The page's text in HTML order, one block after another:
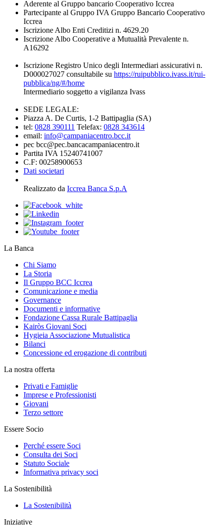
Aderente al Gruppo bancario Cooperativo Iccrea
Partecipante al Gruppo IVA Gruppo Bancario Cooperativo
Iccrea
Iscrizione Albo Enti Creditizi n. 4629.20
Iscrizione Albo Cooperative a Mutualità Prevalente n.
A16292
Iscrizione Registro Unico degli Intermediari assicurativi n.
D000027027 consultabile su https://ruipubblico.ivass.it/rui-
pubblica/ng/#/home
Intermediario soggetto a vigilanza Ivass
SEDE LEGALE:
Piazza A. De Curtis, 1-2 Battipaglia (SA)
tel: 0828 390111 Telefax: 0828 343614
email: info@campaniacentro.bcc.it
pec bcc@pec.bancacampaniacentro.it
Partita IVA 15240741007
C.F: 00258900653
Dati societari
Realizzato da Iccrea Banca S.p.A
La Banca
Chi Siamo
La Storia
Il Gruppo BCC Iccrea
Comunicazione e media
Governance
Documenti e informative
Fondazione Cassa Rurale Battipaglia
Kairòs Giovani Soci
Hygieia Associazione Mutualistica
Bilanci
Concessione ed erogazione di contributi
La nostra offerta
Privati e Famiglie
Imprese e Professionisti
Giovani
Terzo settore
Essere Socio
Perché essere Soci
Consulta dei Soci
Statuto Sociale
Informativa privacy soci
La Sostenibilità
La Sostenibilità
Iniziative